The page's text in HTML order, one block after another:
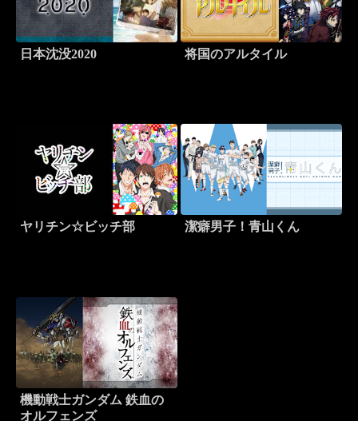
日本沈没2020 将国のアルタイル
ヤリチン☆ビッチ部 潔癖男子！青山くん
機動戦士ガンダム 鉄血の
オルフェンズ